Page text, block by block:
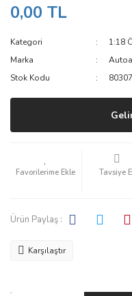
0,00 TL
Kategori 1:18
Marka
Stok Kodu
80307
Tavsiye
Ürün Paylaş :
Karşılaştır